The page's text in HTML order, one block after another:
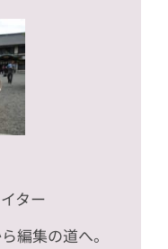
ター
編集の道へ。